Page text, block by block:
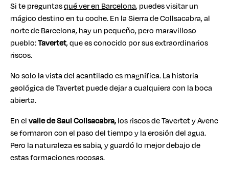
Si te preguntasqué ver en Barcelona, puedes visitar un
mágico destino en tu coche. En la Sierra de Collsacabra, al
norte de Barcelona, hay un pequeño, pero maravilloso
pueblo:Tavertet, que es conocido por sus extraordinarios
riscos.
No solo la vista del acantilado es magnífica. La historia
geológica de Tavertet puede dejar a cualquiera con la boca
abierta.
En elvalle de Saul Collsacabra,los riscos de Tavertet y Avenc
se formaron con el paso del tiempo y la erosión del agua.
Pero la naturaleza es sabia, y guardó lo mejor debajo de
estas formaciones rocosas.